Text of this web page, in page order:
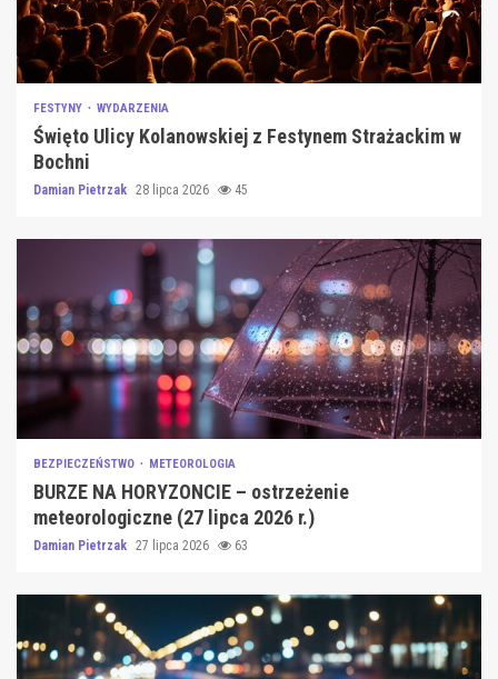
FESTYNY WYDARZENIA
Święto Ulicy Kolanowskiej z Festynem Strażackim w
Bochni
Damian Pietrzak 28 lipca 2026 45
BEZPIECZEŃSTWO METEOROLOGIA
BURZE NA HORYZONCIE – ostrzeżenie
meteorologiczne (27 lipca 2026 r.)
Damian Pietrzak 27 lipca 2026 63